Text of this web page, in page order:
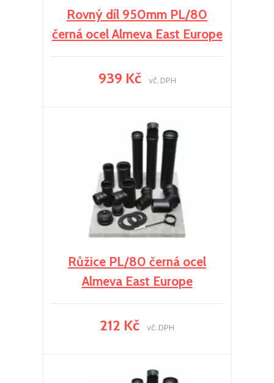
Rovný díl 950mm PL/80
černá ocel Almeva East Europe
939 Kč vč. DPH
Růžice PL/80 černá ocel
Almeva East Europe
212 Kč vč. DPH